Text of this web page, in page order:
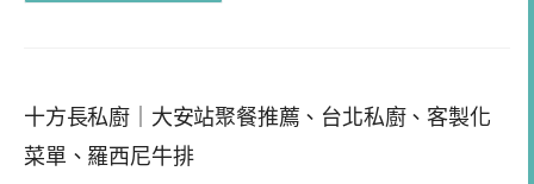
十方長私廚｜大安站聚餐推薦、台北私廚、客製化
菜單、羅西尼牛排